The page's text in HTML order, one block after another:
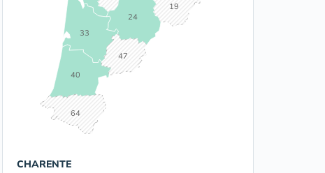
19
24
33
40
47
64
CHARENTE